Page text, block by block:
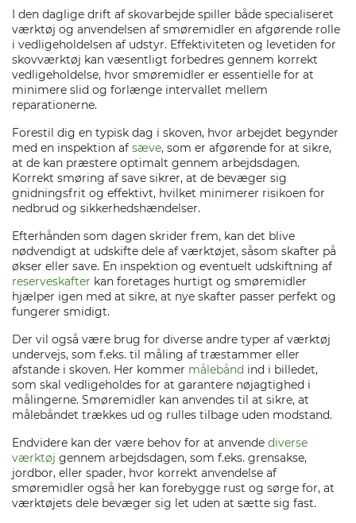
I den daglige drift af skovarbejde spiller både specialiseret
værktøj og anvendelsen af smøremidler en afgørende rolle
i vedligeholdelsen af udstyr. Effektiviteten og levetiden for
skovværktøj kan væsentligt forbedres gennem korrekt
vedligeholdelse, hvor smøremidler er essentielle for at
minimere slid og forlænge intervallet mellem
reparationerne.
Forestil dig en typisk dag i skoven, hvor arbejdet begynder
med en inspektion af sæve, som er afgørende for at sikre,
at de kan præstere optimalt gennem arbejdsdagen.
Korrekt smøring af save sikrer, at de bevæger sig
gnidningsfrit og effektivt, hvilket minimerer risikoen for
nedbrud og sikkerhedshændelser.
Efterhånden som dagen skrider frem, kan det blive
nødvendigt at udskifte dele af værktøjet, såsom skafter på
økser eller save. En inspektion og eventuelt udskiftning af
reserveskafter kan foretages hurtigt og smøremidler
hjælper igen med at sikre, at nye skafter passer perfekt og
fungerer smidigt.
Der vil også være brug for diverse andre typer af værktøj
undervejs, som f.eks. til måling af træstammer eller
afstande i skoven. Her kommer målebånd ind i billedet,
som skal vedligeholdes for at garantere nøjagtighed i
målingerne. Smøremidler kan anvendes til at sikre, at
målebåndet trækkes ud og rulles tilbage uden modstand.
Endvidere kan der være behov for at anvende diverse
værktøj gennem arbejdsdagen, som f.eks. grensakse,
jordbor, eller spader, hvor korrekt anvendelse af
smøremidler også her kan forebygge rust og sørge for, at
værktøjets dele bevæger sig let uden at sætte sig fast.